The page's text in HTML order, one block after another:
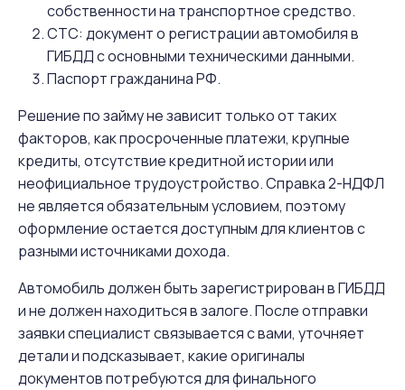
собственности на транспортное средство.
СТС: документ о регистрации автомобиля в
ГИБДД с основными техническими данными.
Паспорт гражданина РФ.
Решение по займу не зависит только от таких
факторов, как просроченные платежи, крупные
кредиты, отсутствие кредитной истории или
неофициальное трудоустройство. Справка 2-НДФЛ
не является обязательным условием, поэтому
оформление остается доступным для клиентов с
разными источниками дохода.
Автомобиль должен быть зарегистрирован в ГИБДД
и не должен находиться в залоге. После отправки
заявки специалист связывается с вами, уточняет
детали и подсказывает, какие оригиналы
документов потребуются для финального